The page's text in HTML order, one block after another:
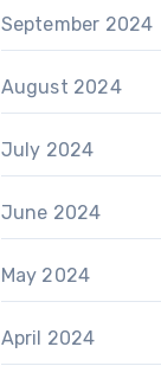
September 2024
August 2024
July 2024
June 2024
May 2024
April 2024